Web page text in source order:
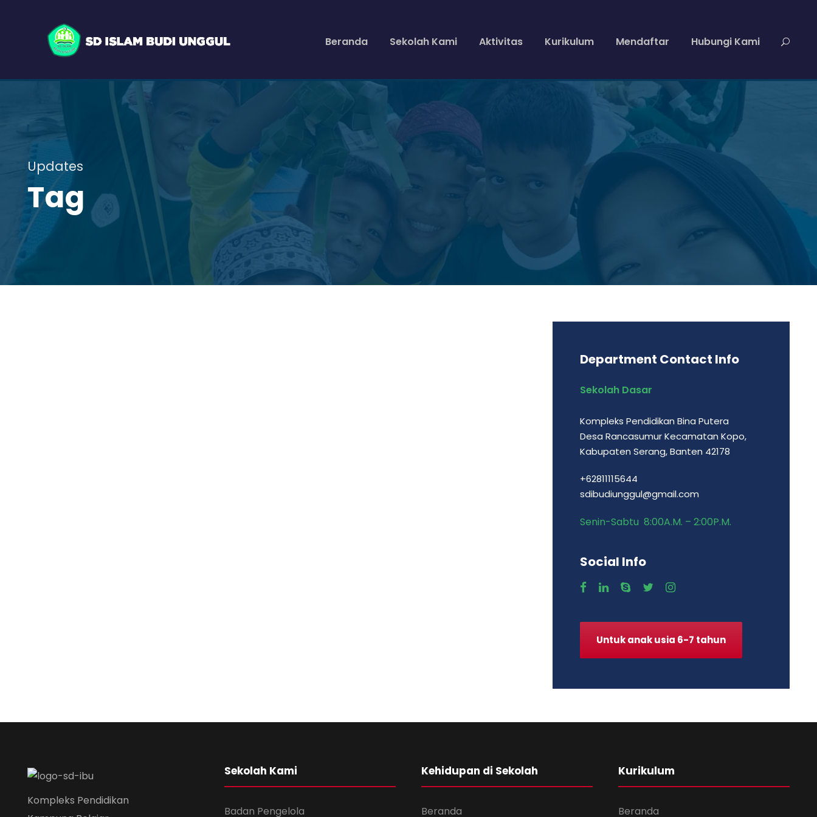
Beranda Sekolah Kami Aktivitas Kurikulum Mendaftar Hubungi Kami
Updates
Tag
Department Contact Info
Sekolah Dasar
Kompleks Pendidikan Bina Putera
Desa Rancasumur Kecamatan Kopo,
Kabupaten Serang, Banten 42178
+62811115644
sdibudiunggul@gmail.com
Senin-Sabtu 8:00A.M. – 2:00P.M.
Social Info
Untuk anak usia 6-7 tahun
Kompleks Pendidikan
Sekolah Kami
Badan Pengelola
Kehidupan di Sekolah
Beranda
Kurikulum
Beranda